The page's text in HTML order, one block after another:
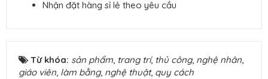
Nhận đặt hàng sỉ lẻ theo yêu cầu
Từ khóa: sản phẩm, trang trí, thủ công, nghệ nhân,
giáo viên, làm bằng, nghệ thuật, quy cách